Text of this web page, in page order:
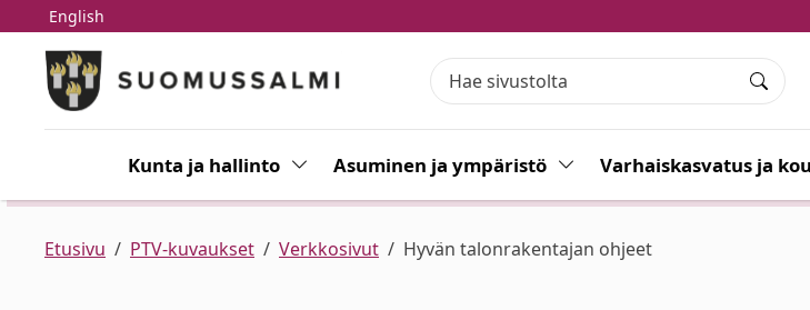
Siirry pääsisältöön
Siirry päävalikkoon
English
Haku
Kunta ja hallinto Vaihda alasvetovalikkoa
Asuminen ja ympäristö Vaihda alasvetovalikkoa
Varhaiskasvatus ja
Etusivu PTV-kuvaukset Verkkosivut Hyvän talonrakentajan ohjeet